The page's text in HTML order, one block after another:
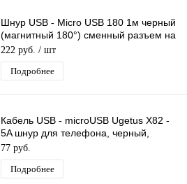
Шнур USB - Micro USB 180 1м черный
(магнитный 180°) сменный разъем на
магните, кабель
222 руб. / шт
Подробнее
Кабель USB - microUSB Ugetus X82 -
5A шнур для телефона, черный,
длина 1м
77 руб.
Подробнее